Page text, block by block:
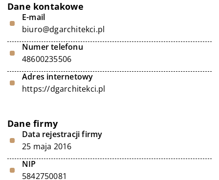
Dane kontakowe
E-mail
biuro@dgarchitekci.pl
Numer telefonu
48600235506
Adres internetowy
https://dgarchitekci.pl
Dane firmy
Data rejestracji firmy
25 maja 2016
NIP
5842750081